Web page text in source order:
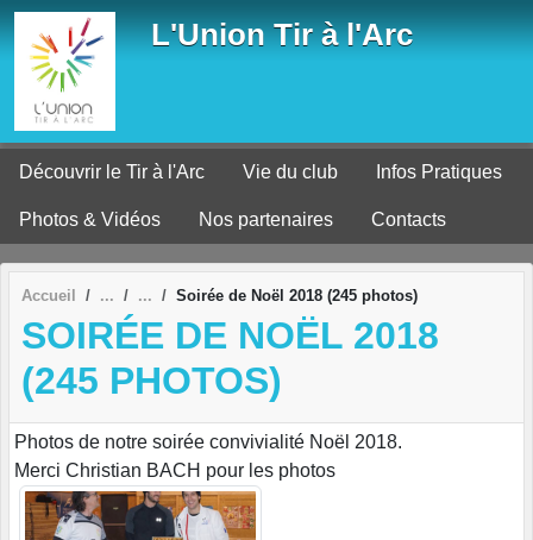
L'Union Tir à l'Arc
Découvrir le Tir à l'Arc Vie du club Infos Pratiques
Photos & Vidéos Nos partenaires Contacts
Accueil Soirée de Noël 2018 (245 photos)
SOIRÉE DE NOËL 2018
(245 PHOTOS)
Photos de notre soirée convivialité Noël 2018.
Merci Christian BACH pour les photos
Panneau de gestion des cookies